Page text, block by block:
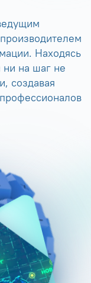
Находясь
на шаг не
создавая